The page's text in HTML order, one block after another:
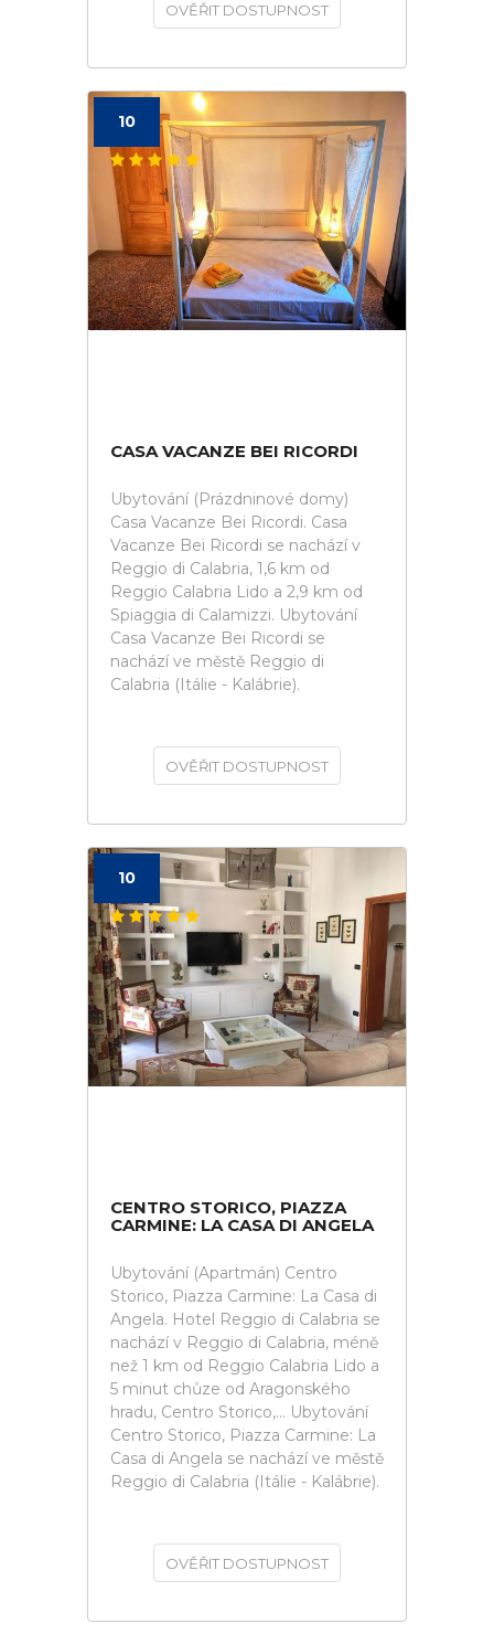
OVĚŘIT DOSTUPNOST
10
CASA VACANZE BEI RICORDI
Ubytování (Prázdninové domy)
Casa Vacanze Bei Ricordi. Casa
Vacanze Bei Ricordi se nachází v
Reggio di Calabria, 1,6 km od
Reggio Calabria Lido a 2,9 km od
Spiaggia di Calamizzi. Ubytování
Casa Vacanze Bei Ricordi se
nachází ve městě Reggio di
Calabria (Itálie - Kalábrie).
OVĚŘIT DOSTUPNOST
10
CENTRO STORICO, PIAZZA
CARMINE: LA CASA DI ANGELA
Ubytování (Apartmán) Centro
Storico, Piazza Carmine: La Casa di
Angela. Hotel Reggio di Calabria se
nachází v Reggio di Calabria, méně
než 1 km od Reggio Calabria Lido a
5 minut chůze od Aragonského
hradu, Centro Storico,... Ubytování
Centro Storico, Piazza Carmine: La
Casa di Angela se nachází ve městě
Reggio di Calabria (Itálie - Kalábrie).
OVĚŘIT DOSTUPNOST